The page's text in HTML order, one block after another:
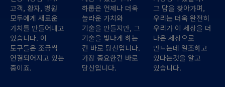
고객, 환자, 병원
모두에게 새로운
가치를 만들어내고
있습니다. 이
도구들은 조금씩
연결되어지고 있는
중이죠.
하룹은 언제나 더욱
놀라운 가치와
기술을 만들지만, 그
기술을 빛나게 하는
건 바로 당신입니다.
가장 중요한건 바로
당신입니다.
그 답을 찾아가며,
우리는 더욱 완전히
우리가 이 세상을 더
나은 세상으로
만드는데 일조하고
있다는것을 알고
있습니다.